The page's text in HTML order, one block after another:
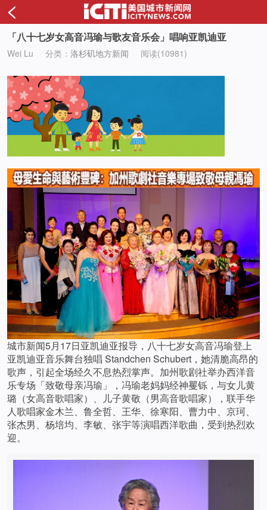
<
「八十七岁女高音冯瑜与歌友音乐会」唱响亚凯迪亚
Wei Lu 分类： 洛杉矶地方新闻 阅读(10981)
城市新闻5月17日亚凯迪亚报导，八十七岁女高音冯瑜登上
亚凯迪亚音乐舞台独唱 Standchen Schubert，她清脆高昂的
歌声，引起全场经久不息热烈掌声。加州歌剧社举办西洋音
乐专场「致敬母亲冯瑜」，冯瑜老妈妈经神矍铄，与女儿黄
璐（女高音歌唱家）、儿子黄敬（男高音歌唱家），联手华
人歌唱家金木兰、鲁全哲、王华、徐寒阳、曹力中、京珂、
张杰男、杨培均、李敏、张宇等演唱西洋歌曲，受到热烈欢
迎。